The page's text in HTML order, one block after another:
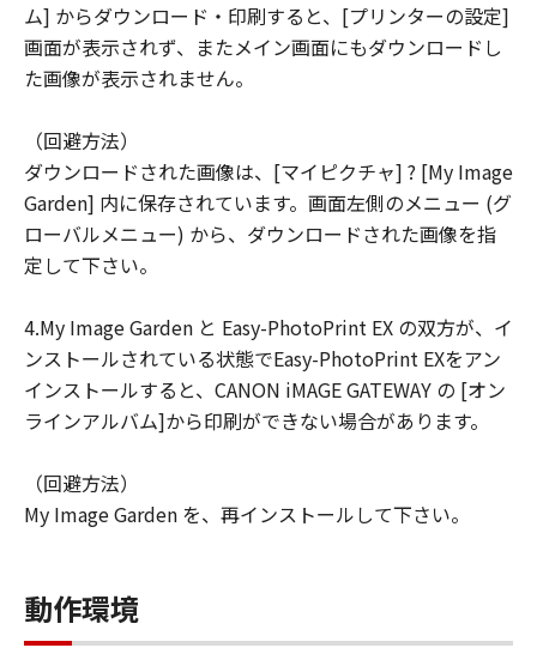
ム] からダウンロード・印刷すると、[プリンターの設定]
画面が表示されず、またメイン画面にもダウンロードし
た画像が表示されません。
（回避方法）
ダウンロードされた画像は、[マイピクチャ] ? [My Image
Garden] 内に保存されています。画面左側のメニュー (グ
ローバルメニュー) から、ダウンロードされた画像を指
定して下さい。
4.My Image Garden と Easy-PhotoPrint EX の双方が、イ
ンストールされている状態でEasy-PhotoPrint EXをアン
インストールすると、CANON iMAGE GATEWAY の [オン
ラインアルバム]から印刷ができない場合があります。
（回避方法）
My Image Garden を、再インストールして下さい。
動作環境